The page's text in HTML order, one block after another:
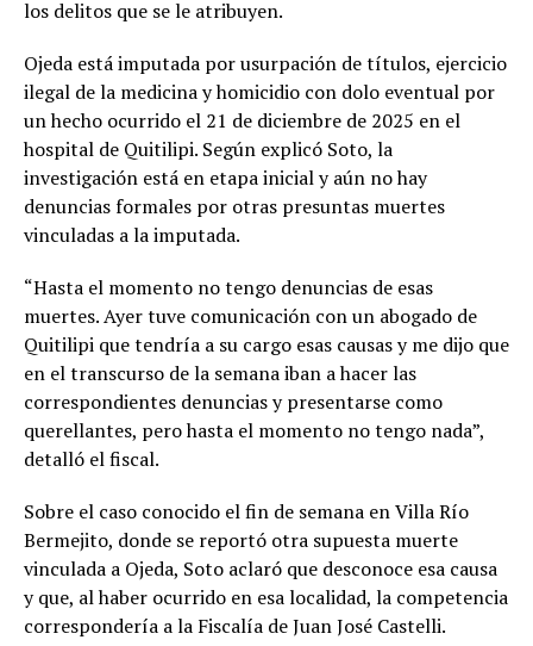
los delitos que se le atribuyen.
Ojeda está imputada por usurpación de títulos, ejercicio
ilegal de la medicina y homicidio con dolo eventual por
un hecho ocurrido el 21 de diciembre de 2025 en el
hospital de Quitilipi. Según explicó Soto, la
investigación está en etapa inicial y aún no hay
denuncias formales por otras presuntas muertes
vinculadas a la imputada.
“Hasta el momento no tengo denuncias de esas
muertes. Ayer tuve comunicación con un abogado de
Quitilipi que tendría a su cargo esas causas y me dijo que
en el transcurso de la semana iban a hacer las
correspondientes denuncias y presentarse como
querellantes, pero hasta el momento no tengo nada”,
detalló el fiscal.
Sobre el caso conocido el fin de semana en Villa Río
Bermejito, donde se reportó otra supuesta muerte
vinculada a Ojeda, Soto aclaró que desconoce esa causa
y que, al haber ocurrido en esa localidad, la competencia
correspondería a la Fiscalía de Juan José Castelli.